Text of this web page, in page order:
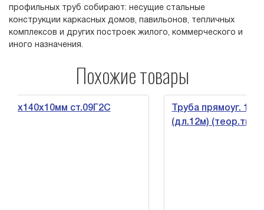
профильных труб собирают: несущие стальные
конструкции каркасных домов, павильонов, тепличных
комплексов и других построек жилого, коммерческого и
иного назначения.
Похожие товары
ст.09Г2С
Труба прямоуг.
(дл.12м) (теор.тн.)